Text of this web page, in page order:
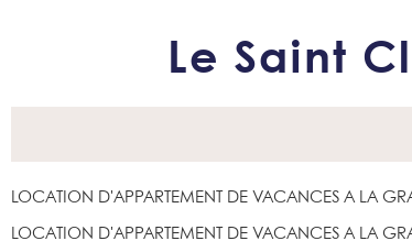
Le Saint
LOCATION D'APPARTEMENT DE VACANCES A LA
LOCATION D'APPARTEMENT DE VACANCES A LA